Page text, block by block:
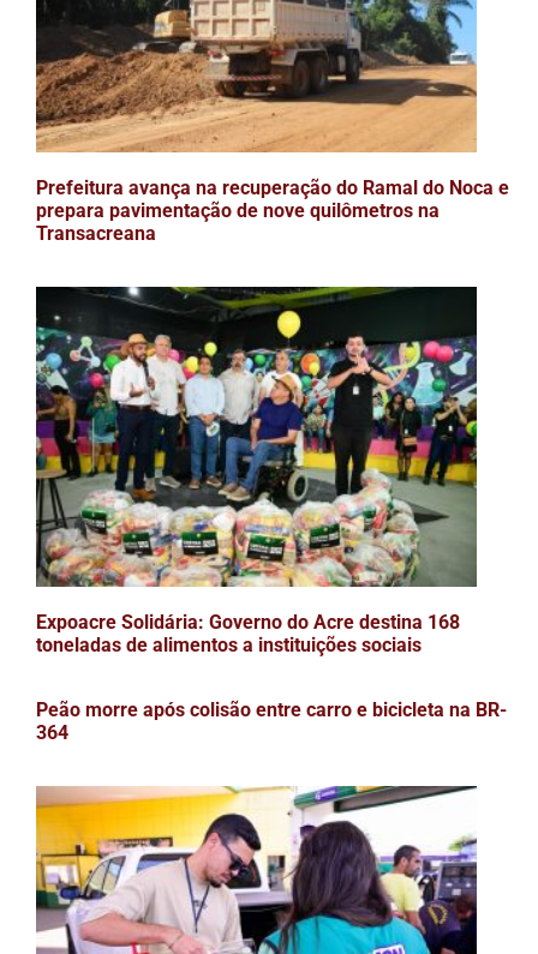
Prefeitura avança na recuperação do Ramal do Noca e
prepara pavimentação de nove quilômetros na
Transacreana
Expoacre Solidária: Governo do Acre destina 168
toneladas de alimentos a instituições sociais
Peão morre após colisão entre carro e bicicleta na BR-
364